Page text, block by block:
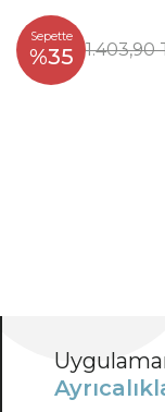
Sepette
%35 1.403,90